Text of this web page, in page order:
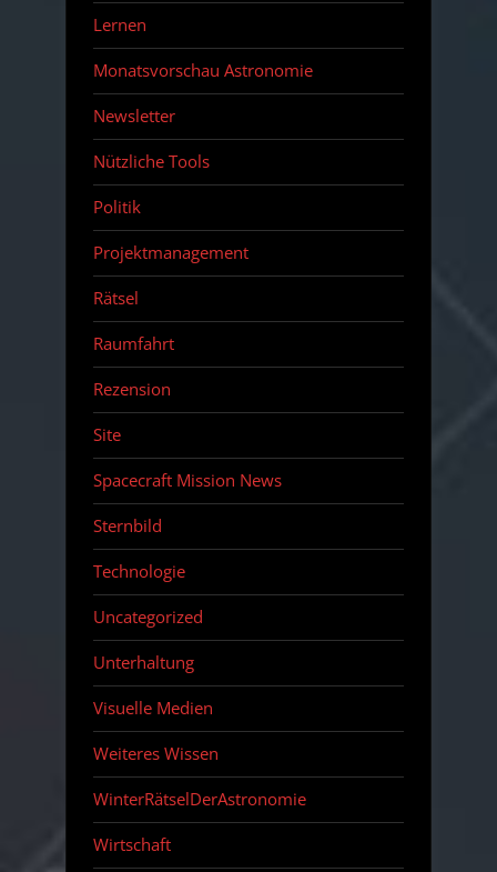
Lernen
Monatsvorschau Astronomie
Newsletter
Nützliche Tools
Politik
Projektmanagement
Rätsel
Raumfahrt
Rezension
Site
Spacecraft Mission News
Sternbild
Technologie
Uncategorized
Unterhaltung
Visuelle Medien
Weiteres Wissen
WinterRätselDerAstronomie
Wirtschaft